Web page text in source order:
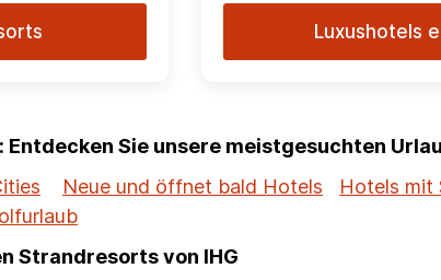
Luxushotels
Sie unsere meistgesuchten
Neue und öffnet bald Hotels Hotels mit
Strandresorts von IHG